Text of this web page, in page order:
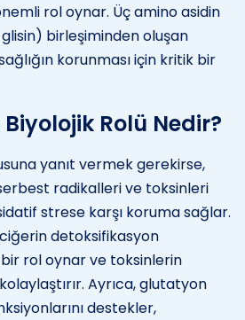
rol oynar. Üç amino asidin
birleşiminden oluşan
korunması için kritik bir
Rolü Nedir?
yanıt vermek gerekirse,
radikalleri ve toksinleri
strese karşı koruma sağlar.
detoksifikasyon
rol oynar ve toksinlerin
Ayrıca, glutatyon
destekler,